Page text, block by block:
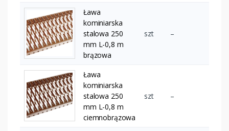
Ława
kominiarska
stalowa 250
mm L-0,8 m
brązowa
szt –
Ława
kominiarska
stalowa 250
mm L-0,8 m
ciemnobrązowa
szt –